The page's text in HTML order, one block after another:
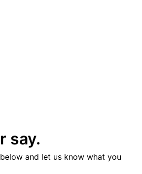
say.
and let us know what you